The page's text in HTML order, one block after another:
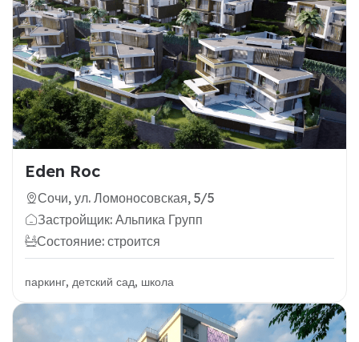
Eden Roc
Сочи, ул. Ломоносовская, 5/5
Застройщик: Альпика Групп
Состояние: строится
паркинг, детский сад, школа